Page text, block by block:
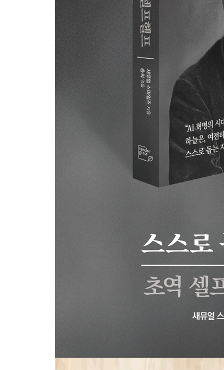
2. 의지가 재능을 이긴다: 토머스 포웰 벅스턴
3. 실패는 재능이 아니라 의지를 시험하는 것이다:
4. 그는 의회가 해산되어도 사라지지 않을 사람이
5. 순수한 마음과 의지로 스스로를 세울 때: 존 하워
6. 나는 이 명령을 감당할 수 없습니다: 조지 워싱턴
7. 제 삶은 고된 수고 그 자체였습니다: 존 햄던
6장. 인격, 죽음보다 강한 것: “나는 무엇을 끝까지
1. 저는 여기 서 있습니다: 마르틴 루터
2. 아널드 선생님은 항상 우리 말을 믿으시니까: 토
3. 우리는 우리의 의무를 알고 있습니다: 웰링턴 공
4. 두려움도, 흠도 없는 기사: 제임스 우트럼
5. 시련만으로는 사람을 무너뜨리지 못한다: 리처
6. 세상이 기억하지 못해도 아름다운 사람: 헨리 마